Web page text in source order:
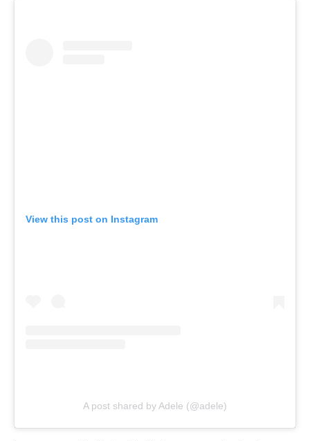
View this post on Instagram
A post shared by Adele (@adele)